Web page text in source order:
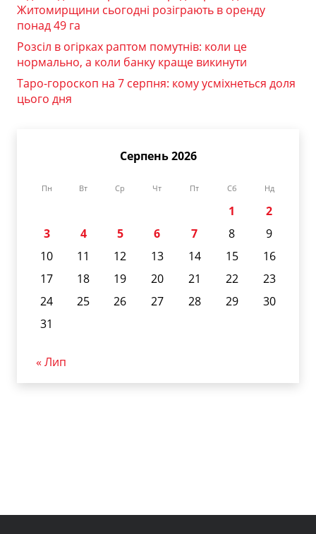
Житомирщини сьогодні розіграють в оренду
понад 49 га
Розсіл в огірках раптом помутнів: коли це
нормально, а коли банку краще викинути
Таро-гороскоп на 7 серпня: кому усміхнеться доля
цього дня
Серпень 2026
Пн Вт Ср Чт Пт Сб Нд
1
2
3
4 5 6 7 8
9
10
11 12 13 14 15
16
17
18 19 20 21 22
23
24
25 26 27 28 29
30
31
« Лип